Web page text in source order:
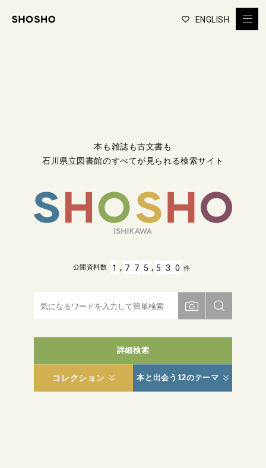
ENGLISH
本も雑誌も古文書も
石川県立図書館のすべてが見られる検索サイト
詳細検索
コレクション 本と出会う12のテーマ
公開資料数 1 , 7 7 5 , 5 3 0 件